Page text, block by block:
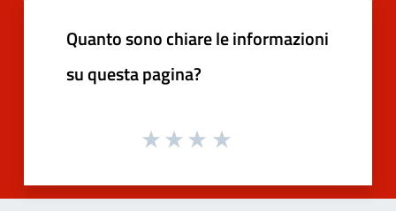
Quanto sono chiare le informazioni
su questa pagina?